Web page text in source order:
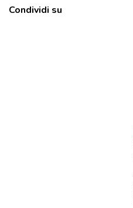
Condividi su